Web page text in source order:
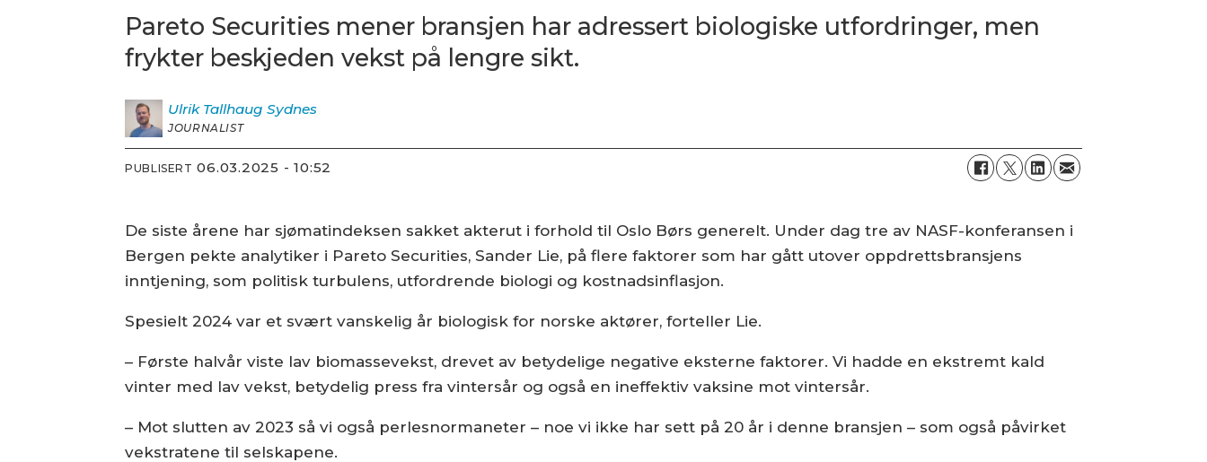
Pareto Securities mener bransjen har adressert biologiske utfordringer, men
frykter beskjeden vekst på lengre sikt.
Ulrik Tallhaug Sydnes
JOURNALIST
PUBLISERT 06.03.2025 - 10:52
De siste årene har sjømatindeksen sakket akterut i forhold til Oslo Børs generelt. Under dag tre av NASF-konferansen i
Bergen pekte analytiker i Pareto Securities, Sander Lie, på flere faktorer som har gått utover oppdrettsbransjens
inntjening, som politisk turbulens, utfordrende biologi og kostnadsinflasjon.
Spesielt 2024 var et svært vanskelig år biologisk for norske aktører, forteller Lie.
– Første halvår viste lav biomassevekst, drevet av betydelige negative eksterne faktorer. Vi hadde en ekstremt kald
vinter med lav vekst, betydelig press fra vintersår og også en ineffektiv vaksine mot vintersår.
– Mot slutten av 2023 så vi også perlesnormaneter – noe vi ikke har sett på 20 år i denne bransjen – som også påvirket
vekstratene til selskapene.